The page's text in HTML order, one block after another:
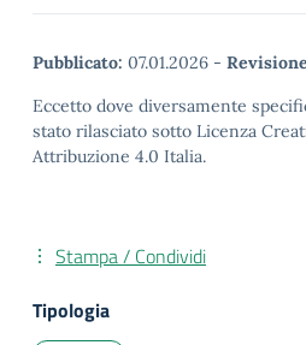
Pubblicato: 07.01.2026 -
Eccetto dove diversamente
stato rilasciato sotto Licenza
Attribuzione 4.0 Italia.
Stampa / Condividi
Tipologia